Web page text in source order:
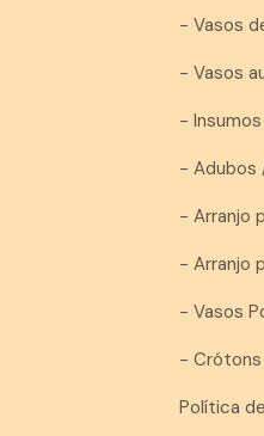
- Vasos
- Vasos
-
- Adubos
- Arranjo
- Arranjo
- Vasos
- Crótons
Política